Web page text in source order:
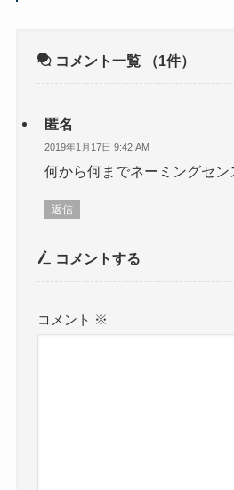
コメント一覧 （1件）
匿名
2019年1月17日 9:42 AM
何から何までネーミングセン
返信
コメントする
コメント ※